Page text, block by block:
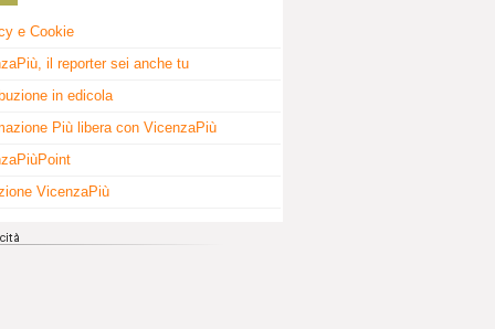
e Cookie
il reporter sei anche tu
in edicola
Più libera con VicenzaPiù
VicenzaPiù